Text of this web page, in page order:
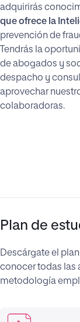
adquirirás
que ofrece la
prevención de
Tendrás la
de abogados y
despacho y
aprovechar
colaboradoras.
Plan de
Descárgate el
conocer todas las
metodología